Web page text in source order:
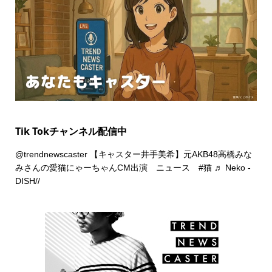
Tik Tokチャンネル配信中
@trendnewscaster【キャスター井手美希】元AKB48高橋みな
みさんの愛猫にゃーちゃんCM出演 ニュース #猫 ♬ Neko -
DISH//